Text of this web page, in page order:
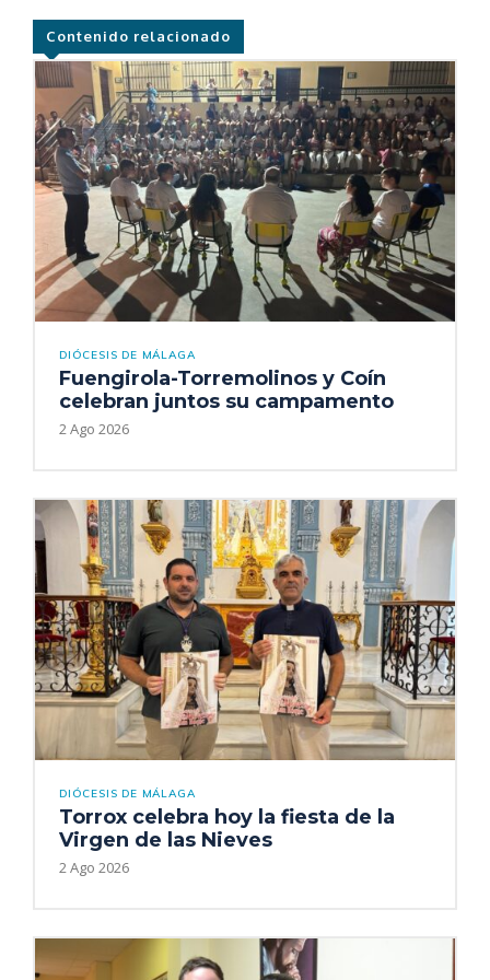
Contenido relacionado
DIÓCESIS DE MÁLAGA
Fuengirola-Torremolinos y Coín
celebran juntos su campamento
2 Ago 2026
DIÓCESIS DE MÁLAGA
Torrox celebra hoy la fiesta de la
Virgen de las Nieves
2 Ago 2026